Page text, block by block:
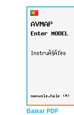
Baixar PDF